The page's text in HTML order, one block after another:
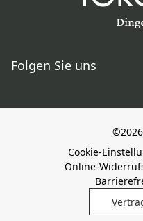
Folgen Sie uns
©2026
Cookie-
Online-